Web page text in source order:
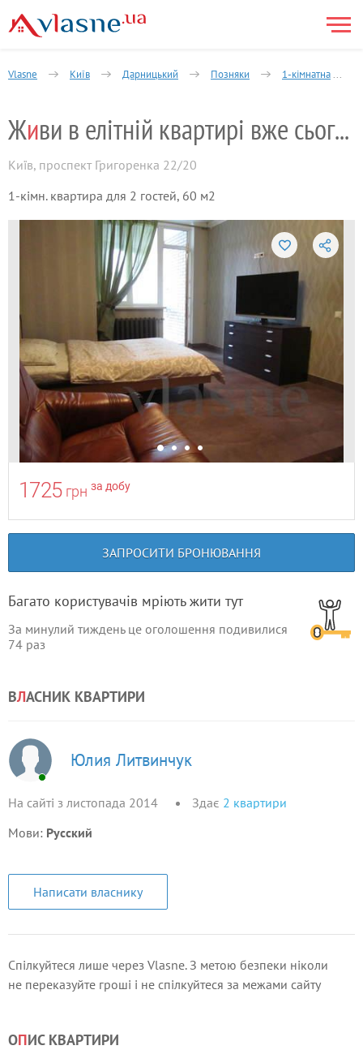
Vlasne Київ Дарницький Позняки 1-кімнатна
Жи ви в елітній квартирі вже сьогодні!
Київ, проспект Григоренка 22/20
1-кімн. квартира для 2 гостей, 60 м2
1725 грн за добу
ЗАПРОСИТИ БРОНЮВАННЯ
Багато користувачів мріють жити тут
За минулий тиждень це оголошення подивилися
74 раз
ВЛАСНИК КВАРТИРИ
Юлия Литвинчук
На сайті з листопада 2014 Здає 2 квартири
Мови: Русский
Написати власнику
Спілкуйтеся лише через Vlasne. З метою безпеки ніколи
не переказуйте гроші і не спілкуйтеся за межами сайту
ОПИС КВАРТИРИ